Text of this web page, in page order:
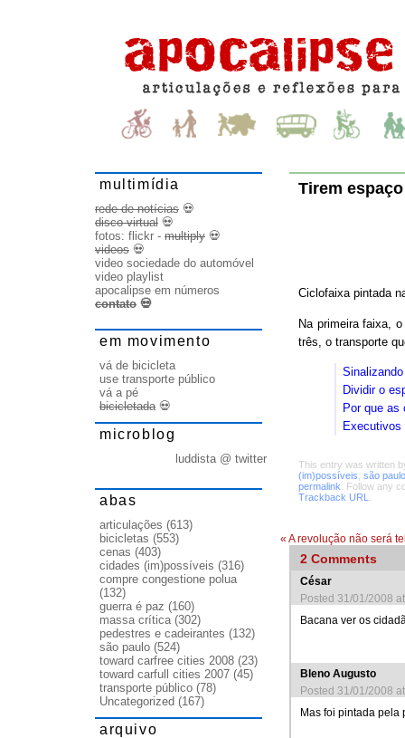
Tirem
Ciclofaixa pintada
Na primeira faixa,
três, o transporte
Dividir o
Por que as
Executivos
This entry was written
(im)possíveis são paulo
permalink . Follow any
Trackback URL
« A revolução não será
2 Comments
César
Posted 31/01/2008
Bacana ver os
Bleno Augusto
Posted 31/01/2008
Mas foi pintada pela
multimídia
rede de notícias 💀
disco virtual 💀
fotos: flickr - multiply 💀
videos 💀
video sociedade do automóvel
video playlist
apocalipse em números
contato 💀
em movimento
vá de bicicleta
use transporte público
vá a pé
bicicletada💀
microblog
luddista @ twitter
abas
articulações (613)
bicicletas (553)
cenas (403)
cidades (im)possíveis (316)
compre congestione polua
(132)
guerra é paz (160)
massa crítica(302)
pedestres e cadeirantes (132)
são paulo (524)
toward carfree cities 2008 (23)
toward carfull cities 2007 (45)
transporte público (78)
Uncategorized (167)
arquivo